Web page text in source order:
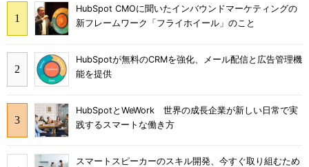
HubSpot CMOに聞いたインバウンドマーケティングの
新フレームワーク「フライホイール」のこと
HubSpotが無料のCRMを強化、メール配信と広告管理機
能を提供
HubSpotとWeWork 世界の成長企業が新しい日常で実
践するスマートな働き方
スマートスピーカーのスキル開発、今すぐ取り組むため